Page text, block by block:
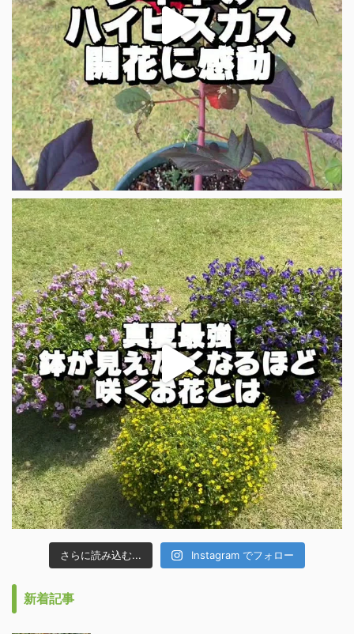
さらに読み込む... Instagram でフォロー
新着記事